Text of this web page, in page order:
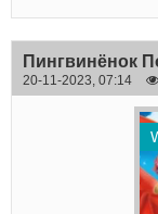
20-11-2023, 07:14